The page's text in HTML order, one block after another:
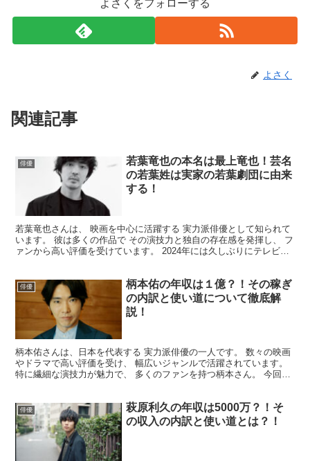
よさくをフォローする
よさく
関連記事
俳優
若葉竜也の本名は最上竜也！芸名
の若葉姓は実家の若葉劇団に由来
する！
若葉竜也さんは、 映画を中心に活躍する 実力派俳優として知られて
います。 彼は多くの作品で その演技力と独自の存在感を発揮し、 フ
ァンから高い評価を受けています。 2024年には久しぶりにテレビド
俳優
柄本佑の年収は１億？！その稼ぎ
の内訳と使い道について徹底解
説！
柄本佑さんは、日本を代表する 実力派俳優の一人です。 数々の映画
やドラマで高い評価を受け、 幅広いジャンルで活躍されています。
特に繊細な演技力が魅力で、 多くのファンを持つ柄本さん。 今回
俳優
萩原利久の年収は5000万？！そ
の収入の内訳と使い道とは？！